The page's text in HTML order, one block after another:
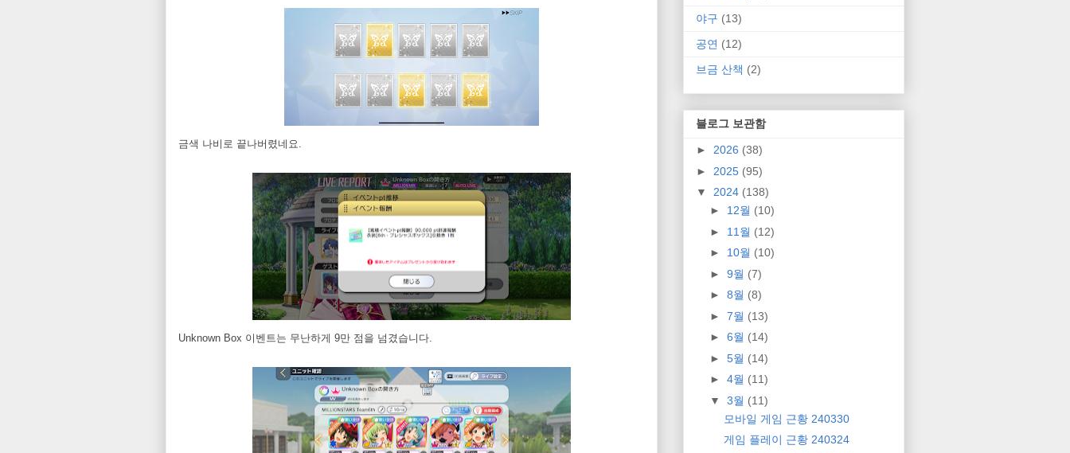
금색 나비로 끝나버렸네요.
Unknown Box 이벤트는 무난하게 9만 점을 넘겼습니다.
야구 (13)
공연 (12)
브금 산책 (2)
블로그 보관함
► 2026 (38)
► 2025 (95)
▼ 2024 (138)
► 12월 (10)
► 11월 (12)
► 10월 (10)
► 9월 (7)
► 8월 (8)
► 7월 (13)
► 6월 (14)
► 5월 (14)
► 4월 (11)
▼ 3월 (11)
모바일 게임 근황 240330
게임 플레이 근황 240324